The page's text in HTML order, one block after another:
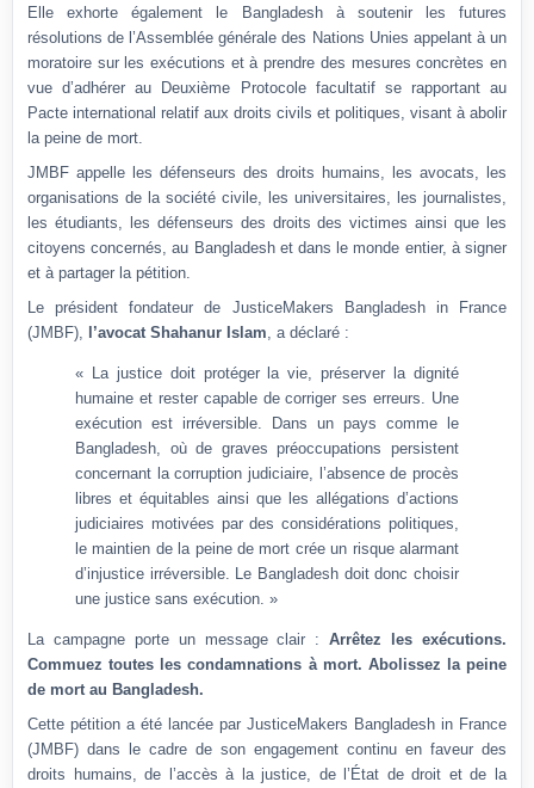
Elle exhorte également le Bangladesh à soutenir les futures
résolutions de l’Assemblée générale des Nations Unies appelant à un
moratoire sur les exécutions et à prendre des mesures concrètes en
vue d’adhérer au Deuxième Protocole facultatif se rapportant au
Pacte international relatif aux droits civils et politiques, visant à abolir
la peine de mort.
JMBF appelle les défenseurs des droits humains, les avocats, les
organisations de la société civile, les universitaires, les journalistes,
les étudiants, les défenseurs des droits des victimes ainsi que les
citoyens concernés, au Bangladesh et dans le monde entier, à signer
et à partager la pétition.
Le président fondateur de JusticeMakers Bangladesh in France
(JMBF),
l’avocat Shahanur Islam , a déclaré :
« La justice doit protéger la vie, préserver la dignité
humaine et rester capable de corriger ses erreurs. Une
exécution est irréversible. Dans un pays comme le
Bangladesh, où de graves préoccupations persistent
concernant la corruption judiciaire, l’absence de procès
libres et équitables ainsi que les allégations d’actions
judiciaires motivées par des considérations politiques,
le maintien de la peine de mort crée un risque alarmant
d’injustice irréversible. Le Bangladesh doit donc choisir
une justice sans exécution. »
La campagne porte un message clair :Arrêtez les exécutions.
Commuez toutes les condamnations à mort. Abolissez la peine
de mort au Bangladesh.
Cette pétition a été lancée par JusticeMakers Bangladesh in France
(JMBF) dans le cadre de son engagement continu en faveur des
droits humains, de l’accès à la justice, de l’État de droit et de la